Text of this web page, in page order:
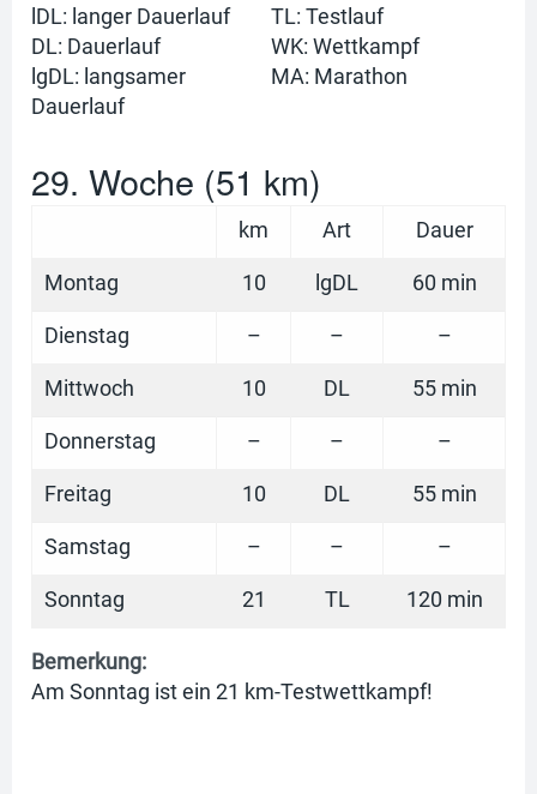
lDL: langer Dauerlauf
DL: Dauerlauf
lgDL: langsamer
Dauerlauf
TL: Testlauf
WK: Wettkampf
MA: Marathon
29. Woche (51 km)
km Art Dauer
Montag 10 lgDL 60 min
Dienstag – – –
Mittwoch 10 DL 55 min
Donnerstag – – –
Freitag 10 DL 55 min
Samstag – – –
Sonntag 21 TL 120 min
Bemerkung:
Am Sonntag ist ein 21 km-Testwettkampf!